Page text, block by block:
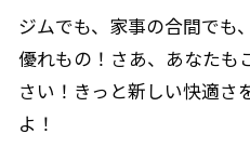
ジムでも、家事の合間でも
優れもの！さあ、あなたも
さい！きっと新しい快適さ
よ！